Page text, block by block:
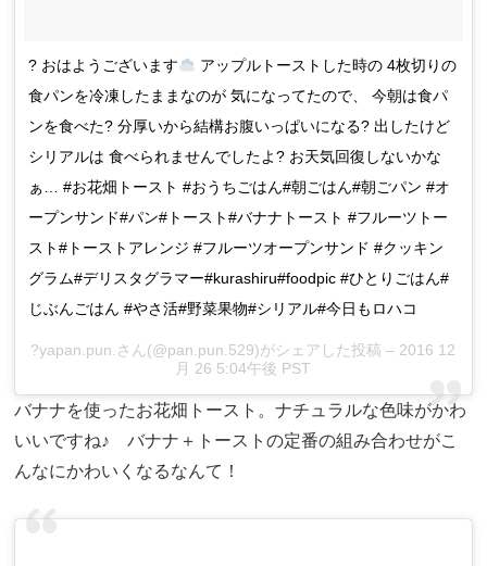
? おはようございます
アップルトーストした時の 4枚切りの
食パンを冷凍したままなのが 気になってたので、 今朝は食パ
ンを食べた? 分厚いから結構お腹いっぱいになる? 出したけど
シリアルは 食べられませんでしたよ? お天気回復しないかな
ぁ… #お花畑トースト #おうちごはん#朝ごはん#朝ごパン #オ
ープンサンド#パン#トースト#バナナトースト #フルーツトー
スト#トーストアレンジ #フルーツオープンサンド #クッキン
グラム#デリスタグラマー#kurashiru#foodpic #ひとりごはん#
じぶんごはん #やさ活#野菜果物#シリアル#今日もロハコ
?yapan.pun.さん(@pan.pun.529)がシェアした投稿 – 2016 12
月 26 5:04午後 PST
バナナを使ったお花畑トースト。ナチュラルな色味がかわ
いいですね♪ バナナ＋トーストの定番の組み合わせがこ
んなにかわいくなるなんて！